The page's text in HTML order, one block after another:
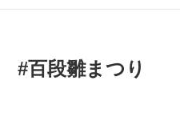
#百段雛まつり